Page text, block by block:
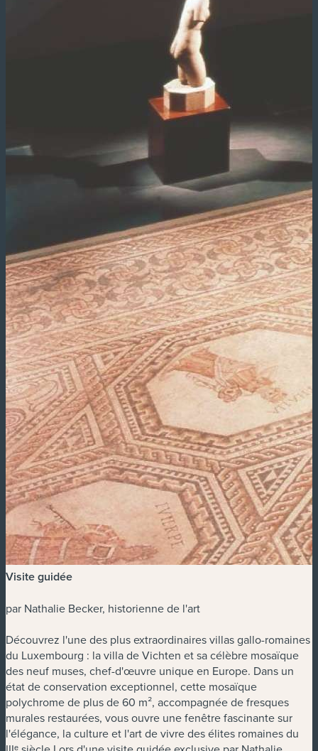
Visite guidée
par Nathalie Becker, historienne de l'art
Découvrez l'une des plus extraordinaires villas gallo-romaines
du Luxembourg : la villa de Vichten et sa célèbre mosaïque
des neuf muses, chef-d'œuvre unique en Europe. Dans un
état de conservation exceptionnel, cette mosaïque
polychrome de plus de 60 m², accompagnée de fresques
murales restaurées, vous ouvre une fenêtre fascinante sur
l'élégance, la culture et l'art de vivre des élites romaines du